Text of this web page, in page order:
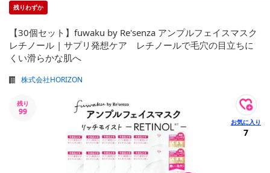
残りわずか
【30個セット】fuwaku by Re'senza アンプルフェイスマスク
レチノール | サプリ発想ケア レチノールで毛穴の目立ちに
くい滑らかな肌へ
株式会社HORIZON
残り
99
7